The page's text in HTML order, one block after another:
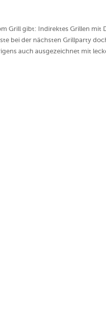
Grill gibt: Indirektes Grillen mit
bei der nächsten Grillparty
auch ausgezeichnet mit